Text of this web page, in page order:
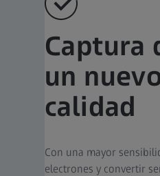
Captura
un
calidad
Con una mayor
electrones y convertir